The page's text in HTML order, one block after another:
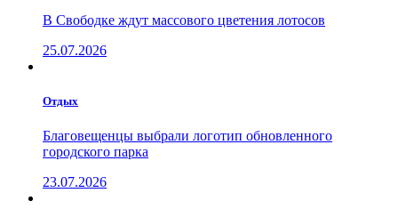
В Свободке ждут массового цветения лотосов
25.07.2026
Отдых
Благовещенцы выбрали логотип обновленного
городского парка
23.07.2026